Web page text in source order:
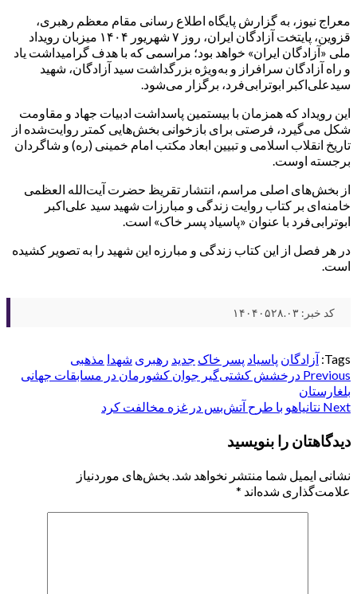
معراج نیوز، به گزارش پایگاه اطلاع رسانی مقام معظم رهبری،
قزوین، پایتخت آزادگان ایران، روز ۷ شهریور ۱۴۰۴ میزبان رویداد
ملی «آزادگان ایران» خواهد بود؛ مراسمی که با هدف گرامیداشت یاد
و راه آزادگان سرافراز و به‌ویژه بزرگداشت سید آزادگان، شهید
سیدعلی‌اکبر ابوترابی‌فرد، برگزار می‌شود.
این رویداد که همزمان با بیستمین پاسداشت ادبیات جهاد و مقاومت
شکل می‌گیرد، فرصتی برای بازخوانی بخش‌هایی کمتر روایت‌شده از
تاریخ انقلاب اسلامی و تبیین ابعاد مکتب امام خمینی (ره) و شاگردان
برجسته اوست.
از بخش‌های اصلی مراسم، انتشار تقریظ حضرت آیت‌الله العظمی
خامنه‌ای بر کتاب روایت زندگی و مبارزات شهید سید علی‌اکبر
ابوترابی‌فرد با عنوان «پاسیاد پسر خاک» است.
در هر فصل از این کتاب زندگی و مبارزه این شهید را به تصویر کشیده
است.
کد خبر: ۱۴۰۴۰۵۲۸.۰۳
Tags: آزادگان پاسیاد پسر خاک جدید رهبری شهدا مذهبی
Post
navigation
Previous درخشش کشتی‌گیر جوان کشورمان در مسابقات جهانی
بلغارستان
Next نتانیاهو با طرح آتش‌بس در غزه مخالفت کرد
دیدگاهتان را بنویسید
نشانی ایمیل شما منتشر نخواهد شد. بخش‌های موردنیاز
علامت‌گذاری شده‌اند *